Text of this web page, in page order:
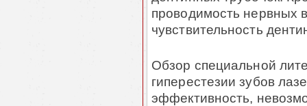
проводимость нервных
чувствительность
Обзор специальной
гиперестезии зубов
эффективность,